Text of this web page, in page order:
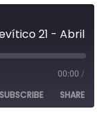
21 - Abril 17
00:00 /
SUBSCRIBE SHARE